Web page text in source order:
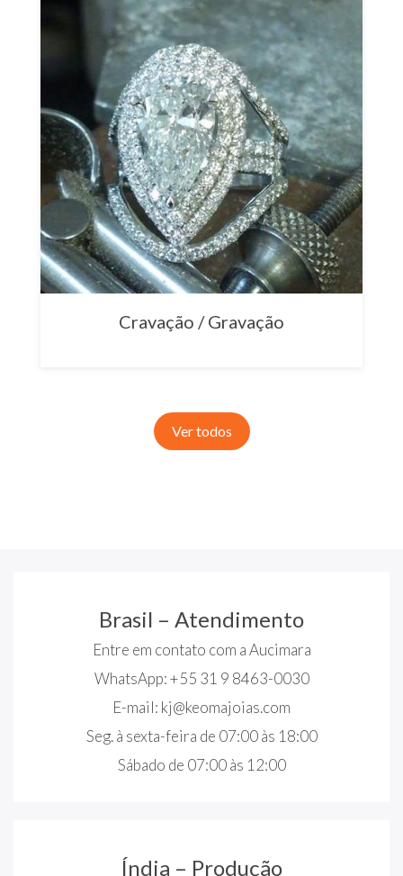
Cravação / Gravação
Ver todos
Brasil – Atendimento
Entre em contato com a Aucimara
WhatsApp: +55 31 9 8463-0030
E-mail: kj@keomajoias.com
Seg. à sexta-feira de 07:00 às 18:00
Sábado de 07:00 às 12:00
Índia – Produção